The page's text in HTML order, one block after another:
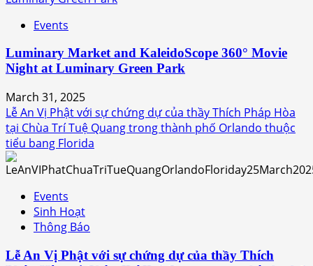
Events
Luminary Market and KaleidoScope 360° Movie
Night at Luminary Green Park
March 31, 2025
Lễ An Vị Phật với sự chứng dự của thầy Thích Pháp Hòa
tại Chùa Trí Tuệ Quang trong thành phố Orlando thuộc
tiểu bang Florida
Events
Sinh Hoạt
Thông Báo
Lễ An Vị Phật với sự chứng dự của thầy Thích